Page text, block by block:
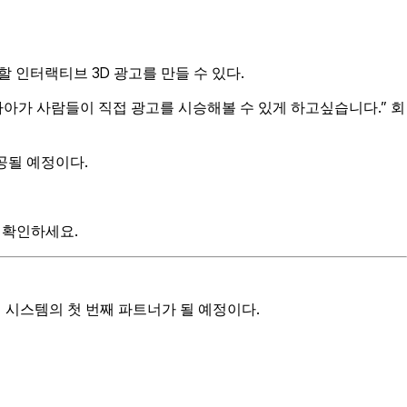
인터랙티브 3D 광고를 만들 수 있다.
가 사람들이 직접 광고를 시승해볼 수 있게 하고싶습니다.” 회
될 예정이다.
인하세요.
스템의 첫 번째 파트너가 될 예정이다.